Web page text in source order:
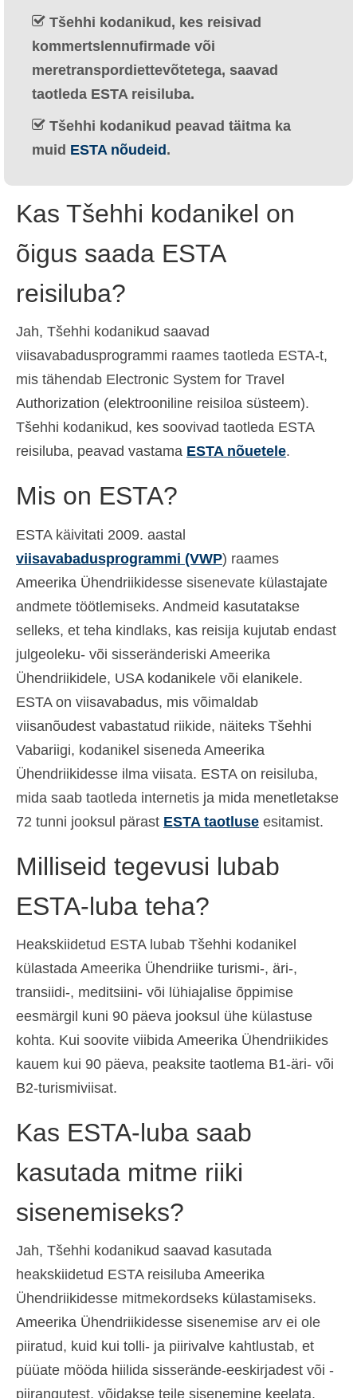
עברית(Hebrew)
Magyar(Hungarian
Italiano( Italian
日本語 ( Japanese
한국어(Korean)
Norsk bokmål(Norwegian Bokmål)
Polski ( Polish)
Português (Portuguese, Portugal
Slovenčina
Español Spanish
Svenska(Swedish)
Tšehhi kodanikud, kes reisivad
kommertslennufirmade või
meretranspordiettevõtetega, saavad
taotleda ESTA reisiluba.
Tšehhi kodanikud peavad täitma ka
muid ESTA nõudeid .
Kas Tšehhi kodanikel on
õigus saada ESTA
reisiluba?
Jah, Tšehhi kodanikud saavad
viisavabadusprogrammi raames taotleda ESTA-t,
mis tähendab Electronic System for Travel
Authorization (elektrooniline reisiloa süsteem).
Tšehhi kodanikud, kes soovivad taotleda ESTA
reisiluba, peavad vastama ESTA nõuetele.
Mis on ESTA?
ESTA käivitati 2009. aastal
viisavabadusprogrammi (VWP) raames
Ameerika Ühendriikidesse sisenevate külastajate
andmete töötlemiseks. Andmeid kasutatakse
selleks, et teha kindlaks, kas reisija kujutab endast
julgeoleku- või sisseränderiski Ameerika
Ühendriikidele, USA kodanikele või elanikele.
ESTA on viisavabadus, mis võimaldab
viisanõudest vabastatud riikide, näiteks Tšehhi
Vabariigi, kodanikel siseneda Ameerika
Ühendriikidesse ilma viisata. ESTA on reisiluba,
mida saab taotleda internetis ja mida menetletakse
72 tunni jooksul pärast ESTA taotluse esitamist.
Milliseid tegevusi lubab
ESTA-luba teha?
Heakskiidetud ESTA lubab Tšehhi kodanikel
külastada Ameerika Ühendriike turismi-, äri-,
transiidi-, meditsiini- või lühiajalise õppimise
eesmärgil kuni 90 päeva jooksul ühe külastuse
kohta. Kui soovite viibida Ameerika Ühendriikides
kauem kui 90 päeva, peaksite taotlema B1-äri- või
B2-turismiviisat.
Kas ESTA-luba saab
kasutada mitme riiki
sisenemiseks?
Jah, Tšehhi kodanikud saavad kasutada
heakskiidetud ESTA reisiluba Ameerika
Ühendriikidesse mitmekordseks külastamiseks.
Ameerika Ühendriikidesse sisenemise arv ei ole
piiratud, kuid kui tolli- ja piirivalve kahtlustab, et
püüate mööda hiilida sisserände-eeskirjadest või -
piirangutest, võidakse teile sisenemine keelata.